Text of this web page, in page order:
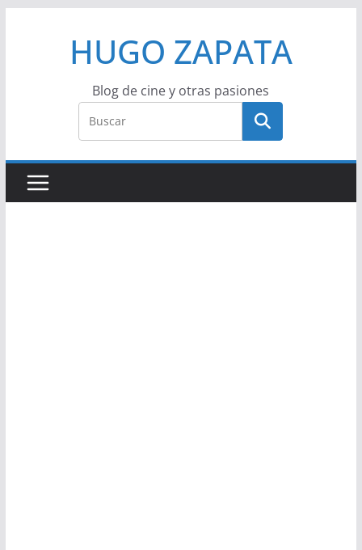
HUGO ZAPATA
Blog de cine y otras pasiones